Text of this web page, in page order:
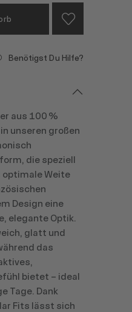
Benötigst Du Hilfe?
aus 100 %
unseren großen
die speziell
Weite
Design eine
elegante Optik.
glatt und
das
bietet – ideal
Tage. Dank
Fits lässt sich